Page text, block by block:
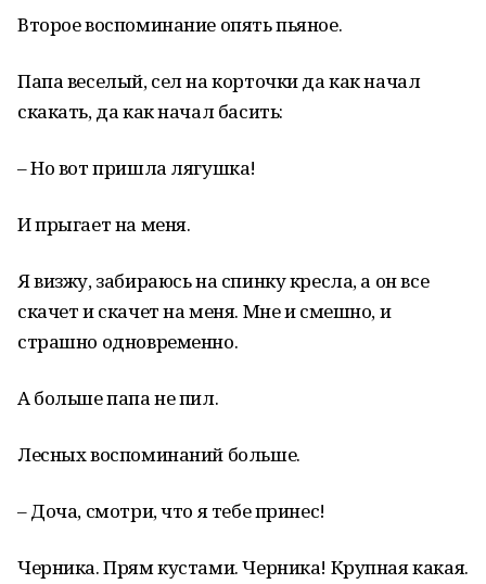
Второе воспоминание опять пьяное.
Папа веселый, сел на корточки да как начал
скакать, да как начал басить:
– Но вот пришла лягушка!
И прыгает на меня.
Я визжу, забираюсь на спинку кресла, а он все
скачет и скачет на меня. Мне и смешно, и
страшно одновременно.
А больше папа не пил.
Лесных воспоминаний больше.
– Доча, смотри, что я тебе принес!
Черника. Прям кустами. Черника! Крупная какая.